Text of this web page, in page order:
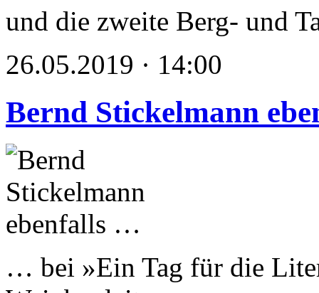
und die zweite Berg- und
26.05.2019 · 14:00
Bernd Stickelmann
… bei »Ein Tag für die